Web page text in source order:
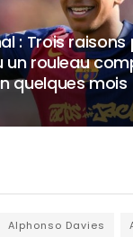
: Trois
un rouleau
quelques mois
Alphonso Davies